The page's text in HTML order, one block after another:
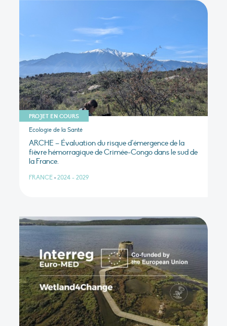
PROJET EN COURS
Ecologie de la Santé
ARCHE – Évaluation du risque d’émergence de la
fièvre hémorragique de Crimée-Congo dans le sud de
la France.
FRANCE • 2024 - 2029